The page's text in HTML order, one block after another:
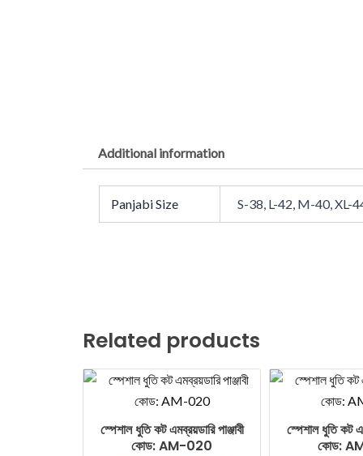
Additional information
Panjabi Size S-38, L-42, M-40, XL-
Related products
স্পেশাল ধুতি কট এমব্রয়ডারি পাঞ্জাবী
কোড: AM-020
Original
price
was:
2,590.00৳ .
Current
price
1,290.00৳ .
This
has
স্পেশাল ধুতি কট
কোড: